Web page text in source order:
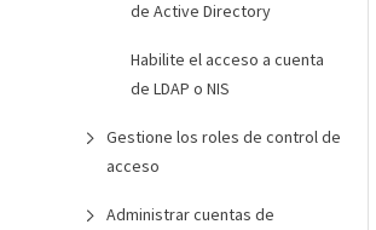
de Active Directory
Habilite el acceso a cuenta
de LDAP o NIS
Gestione los roles de control de
acceso
Administrar cuentas de